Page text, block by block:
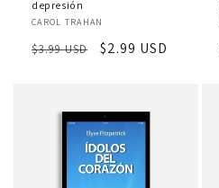
depresión
Proveedor:
CAROL TRAHAN
Precio
$3.99 USD
Precio
$2.99 USD